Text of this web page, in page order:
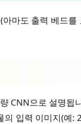
(아마도 출력 베드를
CNN으로 설명됩
입력 이미지(예: